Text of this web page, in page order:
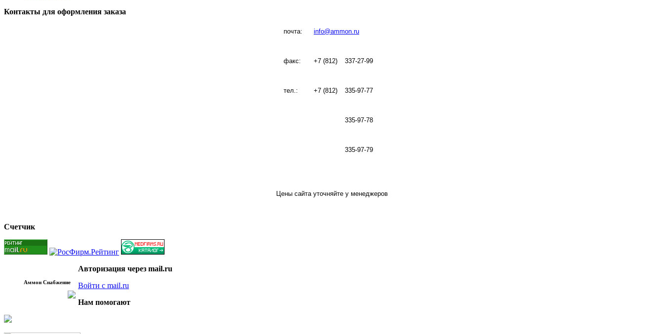
Контакты для оформления заказа
почта: info@ammon.ru
факс: +7 (812) 337-27-99
тел.: +7 (812) 335-97-77
335-97-78
335-97-79
Цены сайта уточняйте у менеджеров
Счетчик
Аммон Снабжение
Авторизация через mail.ru
Войти с mail.ru
Нам помогают